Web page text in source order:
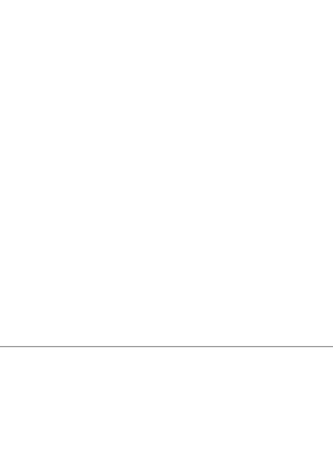
อสังหา แตกต่างอย่างตั้งใจ รับรอ
บโพสต์ ที่ดิน กับทีมงานบริษัท ถูกแล
ออาชีพ ช่วยคุณขายบ้านมานาน ตัวจ